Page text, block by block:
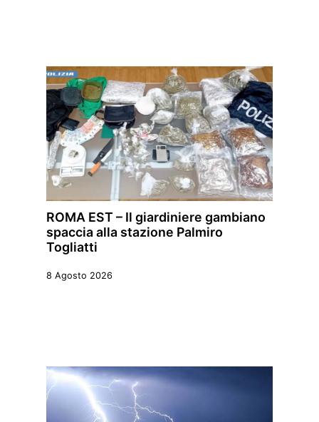
ROMA EST – Il giardiniere gambiano
spaccia alla stazione Palmiro
Togliatti
8 Agosto 2026